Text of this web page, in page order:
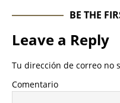
BE THE
Leave a Reply
Tu dirección de correo no
Comentario